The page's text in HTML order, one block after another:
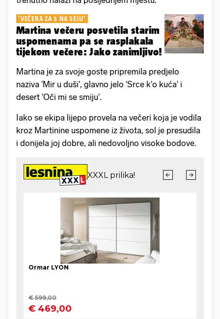
'VEČERA ZA 5 NA SELU'
Martina večeru posvetila starim
uspomenama pa se rasplakala
tijekom večere: Jako zanimljivo!
Martina je za svoje goste pripremila predjelo
naziva 'Mir u duši', glavno jelo 'Srce k'o kuća' i
desert 'Oči mi se smiju'.
Iako se ekipa lijepo provela na večeri koja je vodila
kroz Martinine uspomene iz života, sol je presudila
i donijela joj dobre, ali nedovoljno visoke bodove.